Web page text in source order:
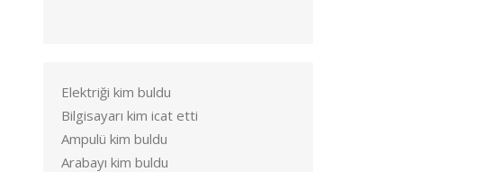
Elektriği kim buldu
Bilgisayarı kim icat etti
Ampulü kim buldu
Arabayı kim buldu